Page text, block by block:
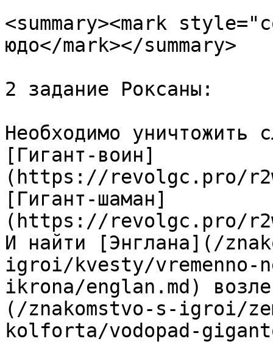
<summary><mark
юдо</mark></summary>
2 задание Роксаны:
Необходимо уничтожить
[Гигант-воин]
(https://revolgc.pro/
[Гигант-шаман]
(https://revolgc.pro/
И найти [Энглана](/
igroi/kvesty/vremenno-
ikrona/englan.md)
(/znakomstvo-s-igroi/
kolforta/vodopad-